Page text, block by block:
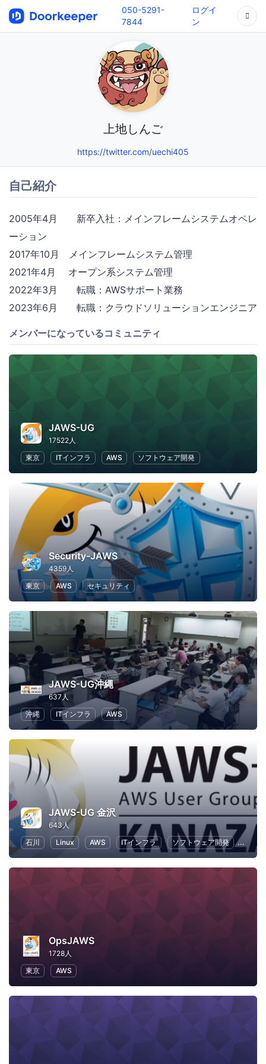
050-5291-
7844
ログイ
ン
上地しんご
https://twitter.com/uechi405
自己紹介
2005年4月 新卒入社：メインフレームシステムオペレ
ーション
2017年10月 メインフレームシステム管理
2021年4月 オープン系システム管理
2022年3月 転職：AWSサポート業務
2023年6月 転職：クラウドソリューションエンジニア
メンバーになっているコミュニティ
JAWS-UG
17522人
東京
ITインフラ AWS ソフトウェア開発
Security-JAWS
4359人
東京
AWS セキュリティ
JAWS-UG沖縄
637人
沖縄
ITインフラ AWS
JAWS-UG 金沢
643人
石川
Linux AWS ITインフラ ソフトウェア開発 IT
OpsJAWS
1728人
東京
AWS